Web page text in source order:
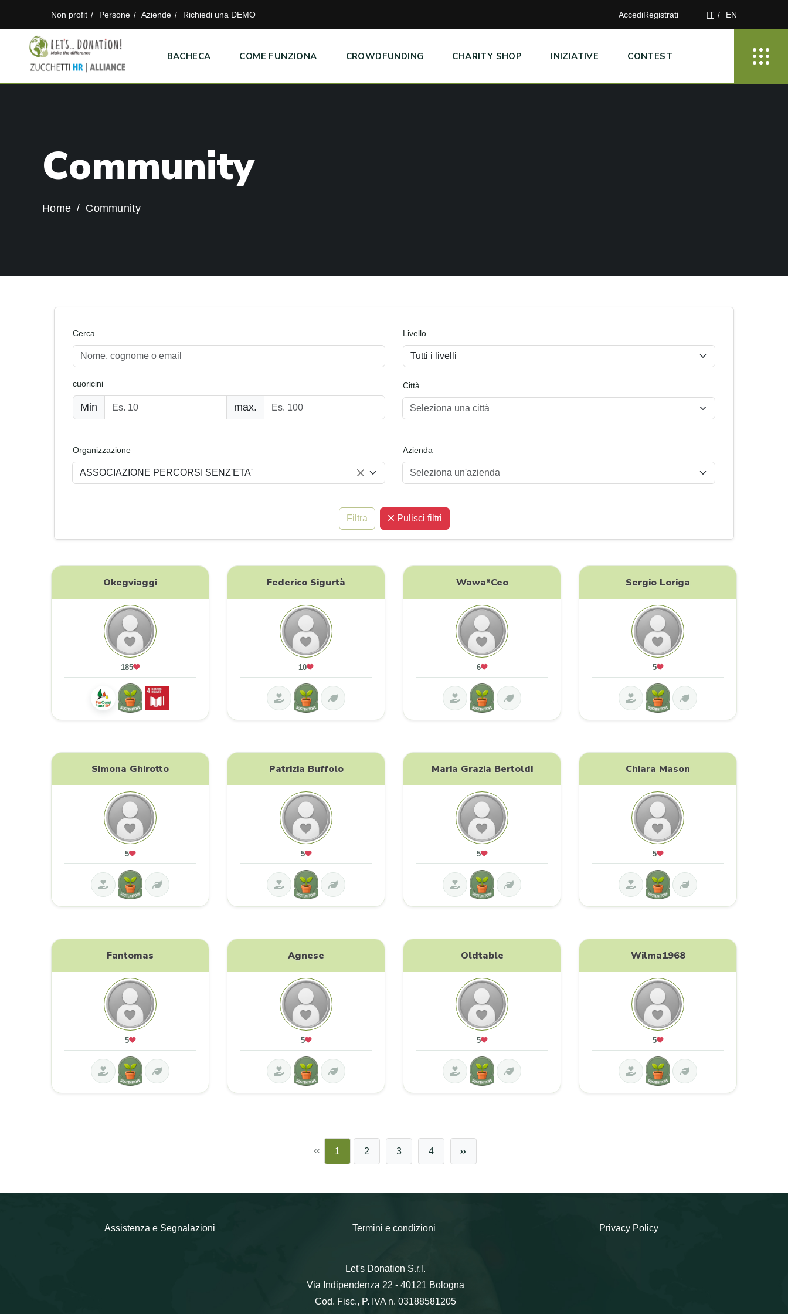
Non profit Persone Aziende Richiedi una DEMO AccediRegistrati IT EN
BACHECA COME FUNZIONA CROWDFUNDING CHARITY SHOP INIZIATIVE CONTEST
Community
Home Community
Cerca... Livello
cuoricini
Min max.
Città
Seleziona una città
Organizzazione
ASSOCIAZIONE PERCORSI SENZ'ETA'
Azienda
Seleziona un'azienda
Filtra Pulisci filtri
Okegviaggi
185
Federico Sigurtà
10
Wawa*ceo
6
Sergio Loriga
5
Simona Ghirotto
5
Patrizia Buffolo
5
Maria Grazia Bertoldi
5
Chiara Mason
5
Fantomas
5
Agnese
5
Oldtable
5
Wilma1968
5
1 2 3 4
Assistenza e Segnalazioni Termini e condizioni Privacy Policy
Let's Donation S.r.l.
Via Indipendenza 22 - 40121 Bologna
Cod. Fisc., P. IVA n. 03188581205